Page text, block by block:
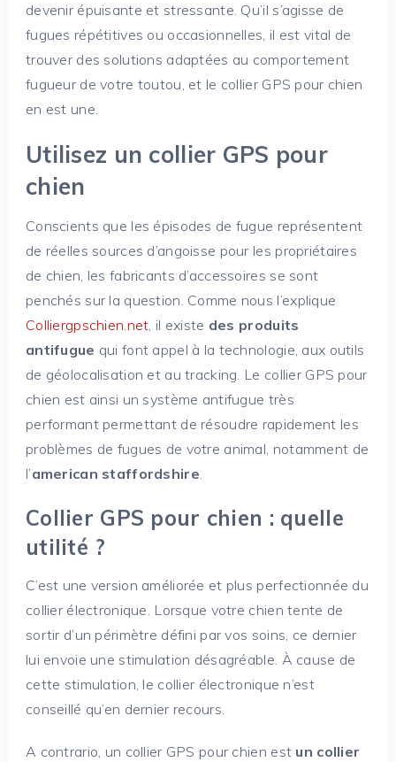
devenir épuisante et stressante. Qu’il s’agisse de
fugues répétitives ou occasionnelles, il est vital de
trouver des solutions adaptées au comportement
fugueur de votre toutou, et le collier GPS pour chien
en est une.
Utilisez un collier GPS pour
chien
Conscients que les épisodes de fugue représentent
de réelles sources d’angoisse pour les propriétaires
de chien, les fabricants d’accessoires se sont
penchés sur la question. Comme nous l’explique
Colliergpschien.net, il existe des produits
antifugue qui font appel à la technologie, aux outils
de géolocalisation et au tracking. Le collier GPS pour
chien est ainsi un système antifugue très
performant permettant de résoudre rapidement les
problèmes de fugues de votre animal, notamment de
l’american staffordshire.
Collier GPS pour chien : quelle
utilité ?
C’est une version améliorée et plus perfectionnée du
collier électronique. Lorsque votre chien tente de
sortir d’un périmètre défini par vos soins, ce dernier
lui envoie une stimulation désagréable. À cause de
cette stimulation, le collier électronique n’est
conseillé qu’en dernier recours.
A contrario, un collier GPS pour chien est un collier